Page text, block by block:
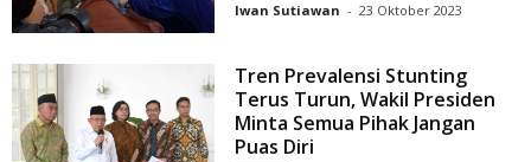
Iwan Sutiawan - 23 Oktober 2023
Tren Prevalensi Stunting
Terus Turun, Wakil Presiden
Minta Semua Pihak Jangan
Puas Diri